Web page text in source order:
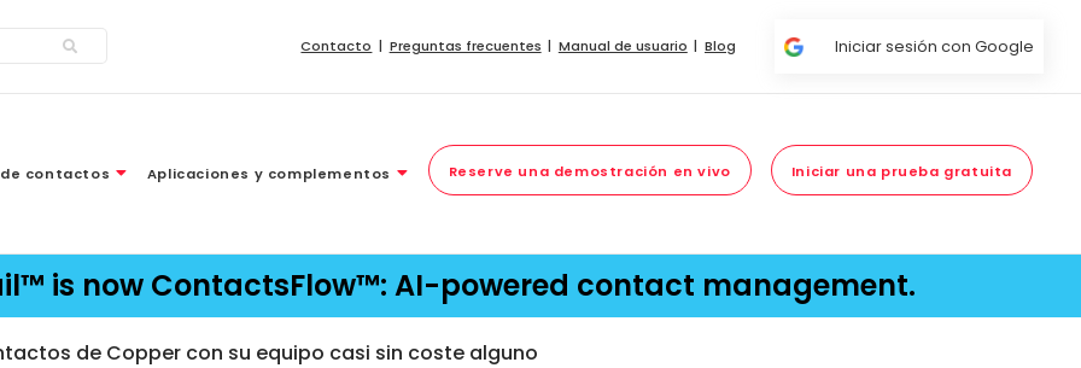
Contacto Preguntas frecuentes Manual de usuario Blog Iniciar sesión con Google
contactos Aplicaciones y complementos Reserve una demostración en vivo Iniciar una prueba gratuita
is now ContactsFlow™: AI-powered contact management.
de Copper con su equipo casi sin coste alguno